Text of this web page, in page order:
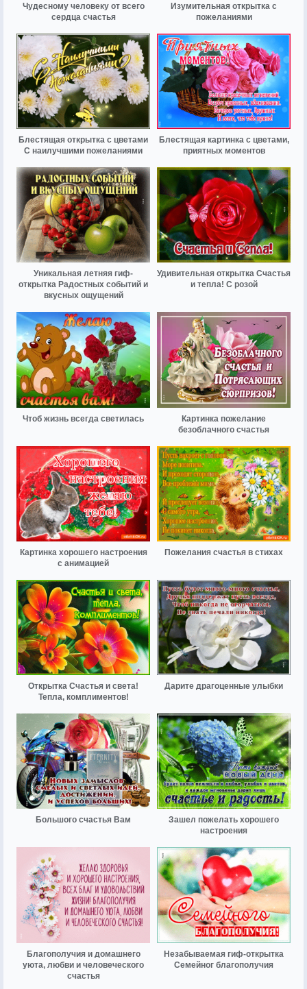
Чудесному человеку от всего
сердца счастья
Изумительная открытка с
пожеланиями
Блестящая открытка с цветами
С наилучшими пожеланиями
Блестящая картинка с цветами,
приятных моментов
Уникальная летняя гиф-
открытка Радостных событий и
вкусных ощущений
Удивительная открытка Счастья
и тепла! С розой
Чтоб жизнь всегда светилась
Картинка пожелание
безоблачного счастья
Картинка хорошего настроения
с анимацией
Пожелания счастья в стихах
Открытка Счастья и света!
Тепла, комплиментов!
Дарите драгоценные улыбки
Большого счастья Вам
Зашел пожелать хорошего
настроения
Благополучия и домашнего
уюта, любви и человеческого
счастья
Незабываемая гиф-открытка
Семейног благополучия